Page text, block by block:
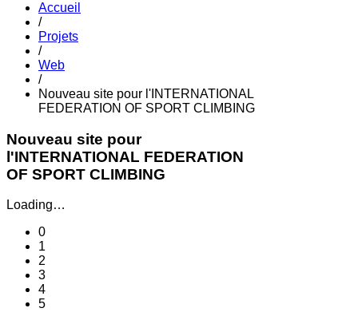
Accueil
/
Projets
/
Web
/
Nouveau site pour l'INTERNATIONAL
FEDERATION OF SPORT CLIMBING
Nouveau site pour
l'INTERNATIONAL FEDERATION
OF SPORT CLIMBING
Loading…
0
1
2
3
4
5